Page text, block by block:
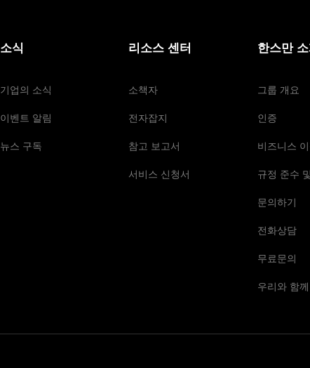
소식
기업의 소식
이벤트 알림
뉴스 구독
리소스 센터
소책자
전자잡지
참고 보고서
서비스 신청서
한스만 소
그룹 개요
인증
비즈니스 이
규정 준수
문의하기
전화상담
무료문의
우리와 함께